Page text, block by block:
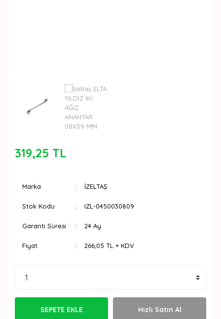
319,25 TL
Marka İZELTAŞ
Stok Kodu IZL-0450030809
Garanti Süresi 24 Ay
Fiyat 266,05 TL + KDV
SEPETE EKLE Hızlı Satın Al